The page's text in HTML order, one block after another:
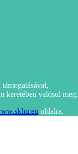
keretében valósul meg.
oldalra.